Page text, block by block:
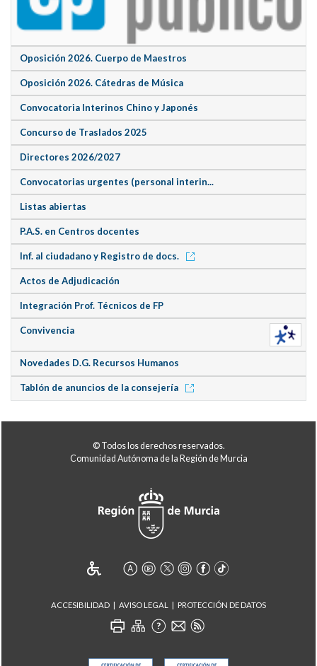
Oposición 2026. Cuerpo de Maestros
Oposición 2026. Cátedras de Música
Convocatoria Interinos Chino y Japonés
Concurso de Traslados 2025
Directores 2026/2027
Convocatorias urgentes (personal interin...
Listas abiertas
P.A.S. en Centros docentes
Inf. al ciudadano y Registro de docs.
Actos de Adjudicación
Integración Prof. Técnicos de FP
Convivencia
Novedades D.G. Recursos Humanos
Tablón de anuncios de la consejería
© Todos los derechos reservados.
Comunidad Autónoma de la Región de Murcia
ACCESIBILIDAD AVISO LEGAL PROTECCIÓN DE DATOS